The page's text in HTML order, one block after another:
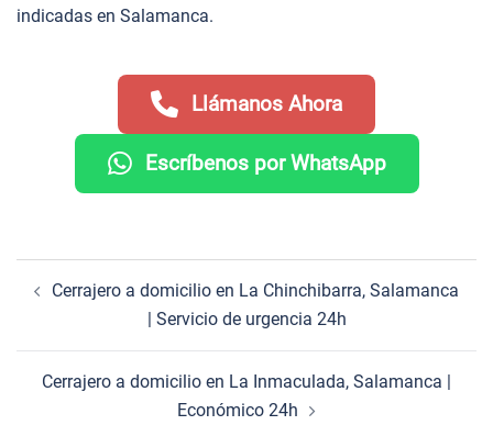
indicadas en Salamanca.
Llámanos Ahora
Escríbenos por WhatsApp
de
Cerrajero a domicilio en La Chinchibarra, Salamanca
| Servicio de urgencia 24h
Cerrajero a domicilio en La Inmaculada, Salamanca |
Económico 24h